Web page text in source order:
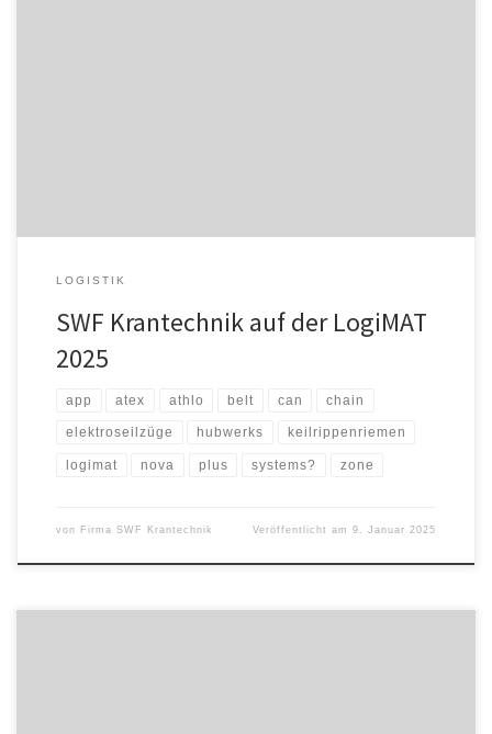
LOGISTIK
SWF Krantechnik auf der LogiMAT
2025
app atex athlo belt can chain
elektroseilzüge hubwerks keilrippenriemen
logimat nova plus systems? zone
von Firma SWF Krantechnik Veröffentlicht am9. Januar 2025